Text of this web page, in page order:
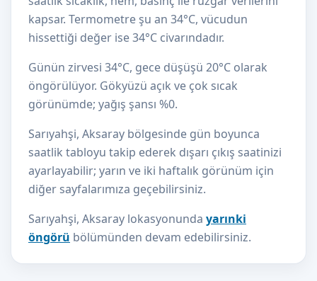
kapsar. Termometre şu an 34°C, vücudun
hissettiği değer ise 34°C civarındadır.
Günün zirvesi 34°C, gece düşüşü 20°C olarak
öngörülüyor. Gökyüzü açık ve çok sıcak
görünümde; yağış şansı %0.
Sarıyahşi, Aksaray bölgesinde gün boyunca
saatlik tabloyu takip ederek dışarı çıkış saatinizi
ayarlayabilir; yarın ve iki haftalık görünüm için
diğer sayfalarımıza geçebilirsiniz.
Sarıyahşi, Aksaray lokasyonunda yarınki
öngörü bölümünden devam edebilirsiniz.